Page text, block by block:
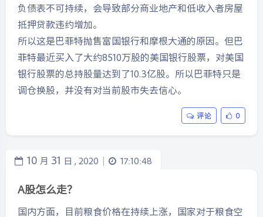
负债表不可持续，会导致部分商业地产和低收入者房屋
抵押贷款违约增加。
所以这是巴菲特抛售富国银行和摩根大通的原因。但巴
菲特最近买入了大约8510万股的美国银行股票，对美国
银行股票的总持股量达到了10.3亿股。所以巴菲特只是
调仓换股，并没有对当前股市失去信心。
评论 0
10 月 31 日 , 2020 | 17:10:48
A股怎么走？
国内方面，目前粮食价格在持续上涨，国家对于粮食空